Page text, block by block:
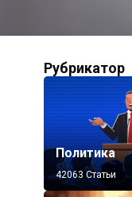
Рубрикатор
Политика
42063 Статьи